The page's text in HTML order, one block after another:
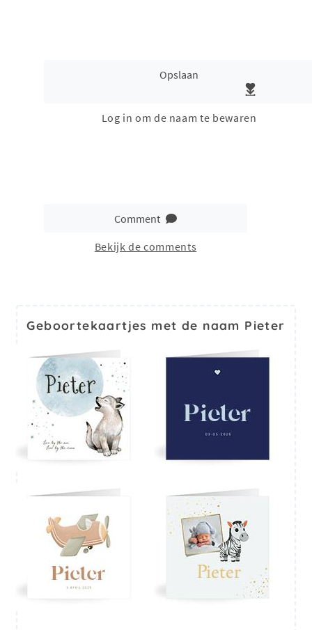
Opslaan
Log in om de naam te bewaren
Comment
Bekijk de comments
Geboortekaartjes met de naam Pieter